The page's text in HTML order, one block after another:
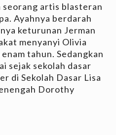
artis blasteran
Ayahnya berdarah
keturunan Jerman
menyanyi Olivia
tahun. Sedangkan
sejak sekolah dasar
di Sekolah Dasar Lisa
Dorothy